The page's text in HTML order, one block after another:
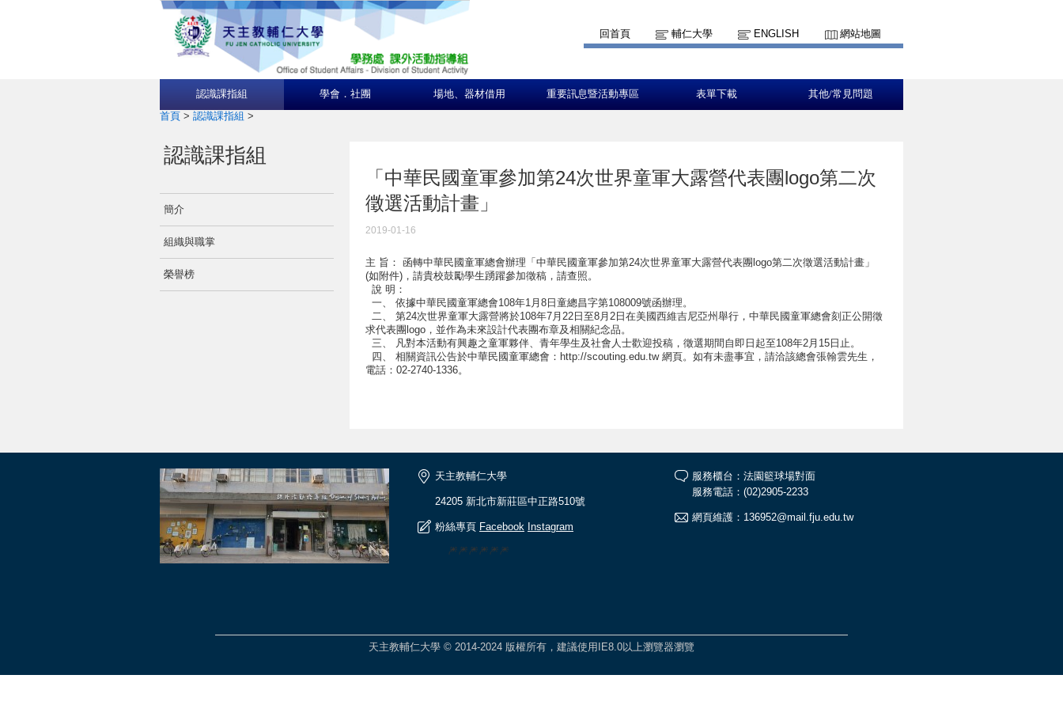
回首頁 輔仁大學 ENGLISH 網站地圖
認識課指組 學會．社團 場地、器材借用 重要訊息暨活動專區 表單下載 其他/常見問題
首頁 > 認識課指組 >
認識課指組
簡介
組織與職掌
榮譽榜
「中華民國童軍參加第24次世界童軍大露營代表團logo第二次
徵選活動計畫」
2019-01-16
主 旨： 函轉中華民國童軍總會辦理「中華民國童軍參加第24次世界童軍大露營代表團logo第二次徵選活動計畫」
(如附件)，請貴校鼓勵學生踴躍參加徵稿，請查照。
說 明：
一、 依據中華民國童軍總會108年1月8日童總昌字第108009號函辦理。
二、 第24次世界童軍大露營將於108年7月22日至8月2日在美國西維吉尼亞州舉行，中華民國童軍總會刻正公開徵
求代表團logo，並作為未來設計代表團布章及相關紀念品。
三、 凡對本活動有興趣之童軍夥伴、青年學生及社會人士歡迎投稿，徵選期間自即日起至108年2月15日止。
四、 相關資訊公告於中華民國童軍總會：http://scouting.edu.tw 網頁。如有未盡事宜，請洽該總會張翰雲先生，
電話：02-2740-1336。
天主教輔仁大學
24205 新北市新莊區中正路510號
粉絲專頁 Facebook Instagram
🎆🎆🎆🎆🎆🎆
服務櫃台：法園籃球場對面
服務電話：(02)2905-2233
網頁維護：136952@mail.fju.edu.tw
天主教輔仁大學 © 2014-2024 版權所有，建議使用IE8.0以上瀏覽器瀏覽